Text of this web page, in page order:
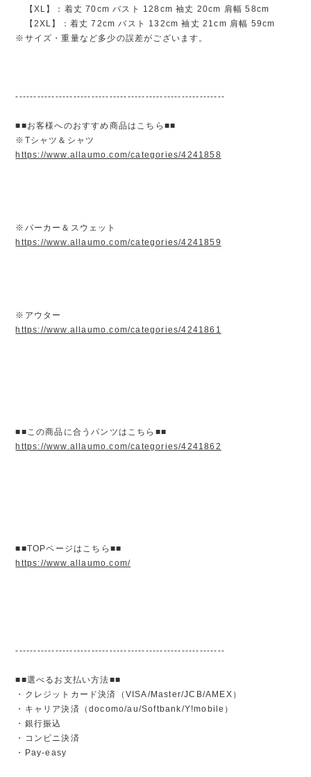
【XL】：着丈 70cm バスト 128cm 袖丈 20cm 肩幅 58cm
【2XL】：着丈 72cm バスト 132cm 袖丈 21cm 肩幅 59cm
※サイズ・重量など多少の誤差がございます。
----------------------------------------------------------
■■お客様へのおすすめ商品はこちら■■
※Tシャツ＆シャツ
https://www.allaumo.com/categories/4241858
※パーカー＆スウェット
https://www.allaumo.com/categories/4241859
※アウター
https://www.allaumo.com/categories/4241861
■■この商品に合うパンツはこちら■■
https://www.allaumo.com/categories/4241862
■■TOPページはこちら■■
https://www.allaumo.com/
----------------------------------------------------------
■■選べるお支払い方法■■
・クレジットカード決済（VISA/Master/JCB/AMEX）
・キャリア決済（docomo/au/Softbank/Y!mobile）
・銀行振込
・コンビニ決済
・Pay-easy